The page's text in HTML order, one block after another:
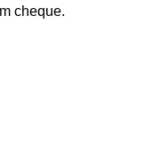
cheque.